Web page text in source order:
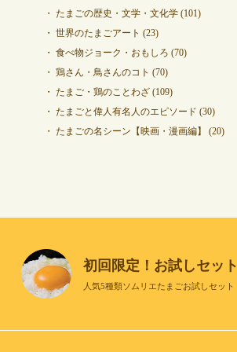
たまごの歴史・文学・文化学(101)
世界のたまごアート (23)
食べ物ジョーク・おもしろ (70)
鶏さん・鳥さんのコト (70)
たまご・鶏のことわざ(109)
たまごと偉人有名人のエピソード (30)
たまごの名シーン【映画・漫画編】
(20)
初回限定！お試しセット
人気5種類ソムリエたまごお試しセット